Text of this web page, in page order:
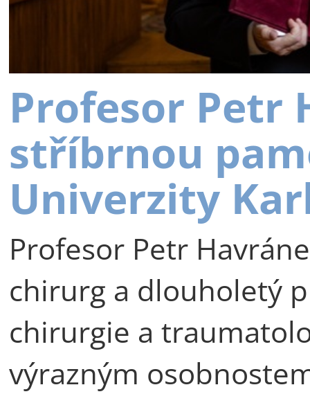
Profesor Petr
stříbrnou
Univerzity
Profesor Petr
chirurg a dlouholetý
chirurgie a
výrazným